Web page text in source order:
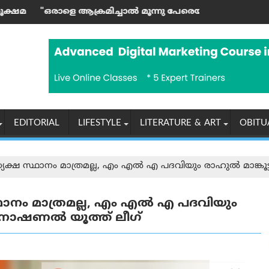
ഷാനിമോൾ ഉസ്മാൻ
രാജ്യങ്ങളുടെ അടിയന്തര യോഗം വിളിച്ചു
മൂന്നു പേരെയും ആക്രമിക്കുന്നതിന് തുല്യം";
എൻ‌ടി‌എയുടെ സ്വന്തം
EDITORIAL LIFESTYLE LITERATURE & ART
സ്ഥാനം മാത്രമല്ല, എം എൽ എ പദവിയും രാഹുൽ
മാത്രമല്ല, എം എൽ എ പദവിയും
നാഷണൽ യൂത്ത് ലീഗ്